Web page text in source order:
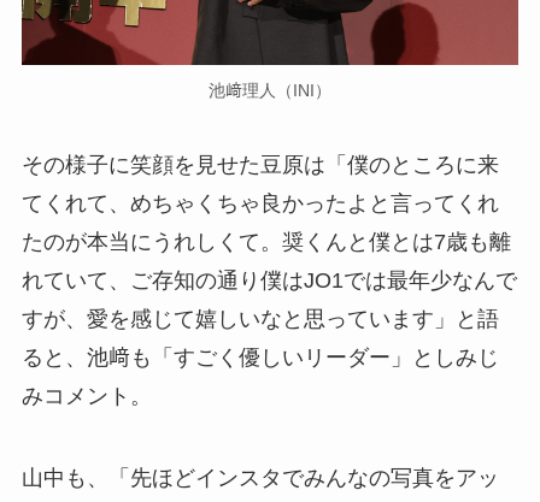
池﨑理人（INI）
その様子に笑顔を見せた豆原は「僕のところに来
てくれて、めちゃくちゃ良かったよと言ってくれ
たのが本当にうれしくて。奨くんと僕とは7歳も離
れていて、ご存知の通り僕はJO1では最年少なんで
すが、愛を感じて嬉しいなと思っています」と語
ると、池﨑も「すごく優しいリーダー」としみじ
みコメント。
山中も、「先ほどインスタでみんなの写真をアッ